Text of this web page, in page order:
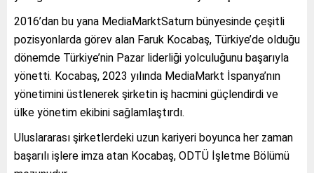
2016’dan bu yana MediaMarktSaturn bünyesinde çeşitli
pozisyonlarda görev alan Faruk Kocabaş, Türkiye’de olduğu
dönemde Türkiye’nin Pazar liderliği yolculuğunu başarıyla
yönetti. Kocabaş, 2023 yılında MediaMarkt İspanya’nın
yönetimini üstlenerek şirketin iş hacmini güçlendirdi ve
ülke yönetim ekibini sağlamlaştırdı.
Uluslararası şirketlerdeki uzun kariyeri boyunca her zaman
başarılı işlere imza atan Kocabaş, ODTÜ İşletme Bölümü